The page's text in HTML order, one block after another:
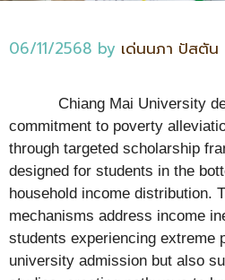
06/11/2568 by เด่นนภา ปัสตัน
Chiang Mai University
commitment to poverty
through targeted scholarship
designed for students in the
household income distribution.
mechanisms address income
students experiencing extreme
university admission but also